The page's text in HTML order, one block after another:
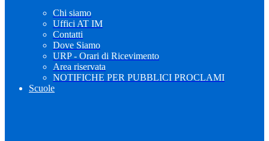
Chi siamo
Uffici AT IM
Contatti
Dove Siamo
URP - Orari di Ricevimento
Area riservata
NOTIFICHE PER PUBBLICI PROCLAMI
Scuole